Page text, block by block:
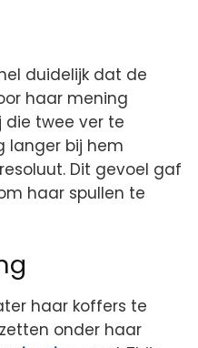
duidelijk dat de
haar mening
die twee ver te
langer bij hem
Dit gevoel gaf
haar spullen te
haar koffers te
onder haar